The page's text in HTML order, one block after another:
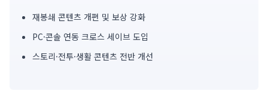
재봉쇄 콘텐츠 개편 및 보상 강화
PC·콘솔 연동 크로스 세이브 도입
스토리·전투·생활 콘텐츠 전반 개선